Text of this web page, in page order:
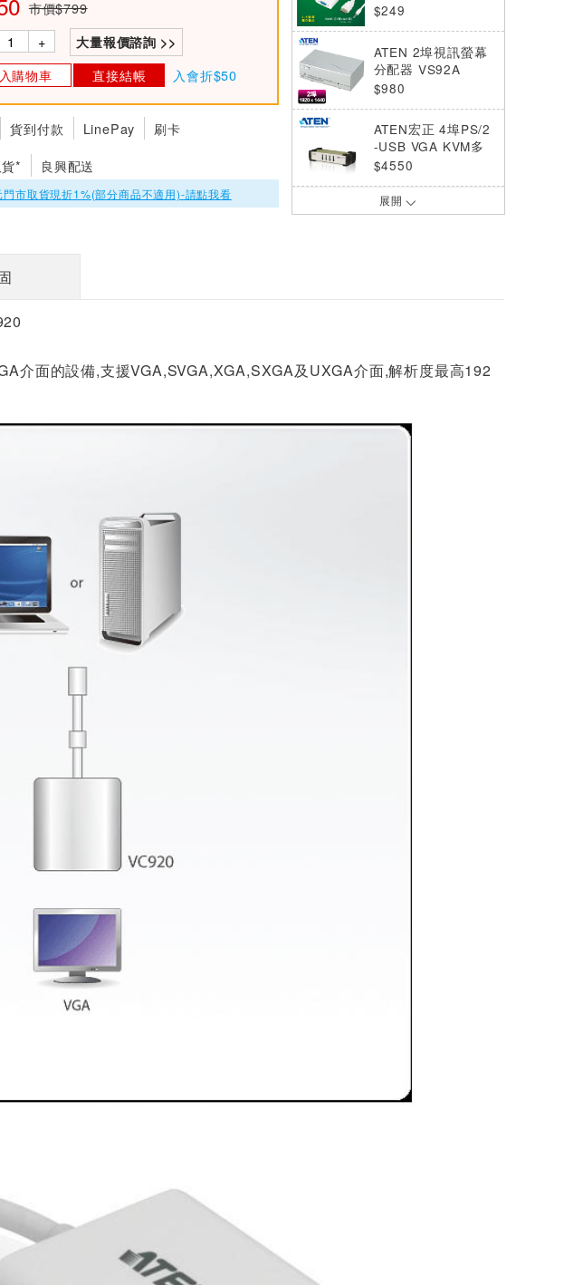
市價$799
+ 大量報價諮詢 >>
購物車 直接結帳 入會折$50
貨到付款 LinePay 刷卡
* 良興配送
門市取貨現折1%(部分商品不適用)-請點我看
1W
$249
ATEN 2埠視訊螢幕
分配器 VS92A
$980
ATEN宏正 4埠PS/2
-USB VGA KVM多
電腦切換器(CS84
$4550
ATEN宏正 CS62KM
DISPLAYPORT 公
ATEN宏正 CS1308
單機版 8埠PS/2-US
ATEN 宏正 CS22U
展開
介面的設備,支援VGA,SVGA,XGA,SXGA及UXGA介面,解析度最高192